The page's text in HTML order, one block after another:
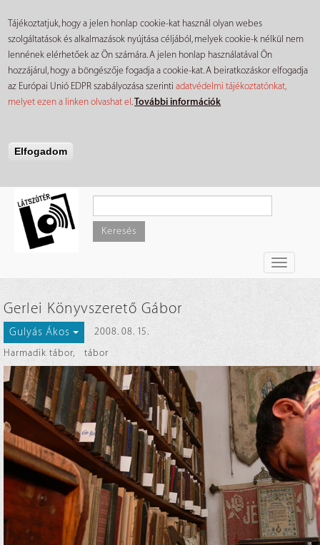
Tájékoztatjuk, hogy a jelen honlap cookie-kat használ olyan webes
szolgáltatások és alkalmazások nyújtása céljából, melyek cookie-k nélkül nem
lennének elérhetőek az Ön számára. A jelen honlap használatával Ön
hozzájárul, hogy a böngészője fogadja a cookie-kat. A beiratkozáskor elfogadja
az Európai Unió EDPR szabályozása szerintiadatvédelmi tájékoztatónkat,
melyet ezen a linken olvashat el.További információk
Elfogadom
tartalomra
Keresés
Toggle
Gerlei Könyvszerető Gábor
Gulyás Ákos
2008. 08. 15.
Harmadik tábor, tábor